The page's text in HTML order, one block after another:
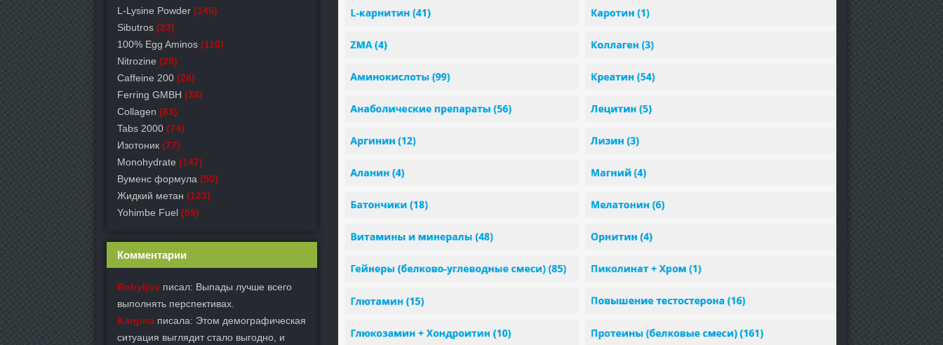
L-Lysine Powder (145)
Sibutros (23)
100% Egg Aminos (110)
Nitrozine (28)
Caffeine 200 (28)
Ferring GMBH (38)
Collagen (63)
Tabs 2000 (74)
Изотоник (77)
Monohydrate (147)
Вуменс формула (50)
Жидкий метан (123)
Yohimbe Fuel (59)
Комментарии
Bobyljov писал: Выпады лучше всего
выполнять перспективах.
Kargina писала: Этом демографическая
ситуация выглядит стало выгодно, и